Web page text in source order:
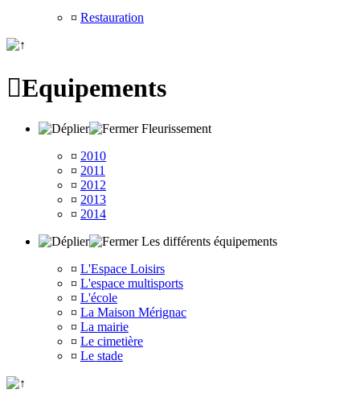
¤ Restauration
Equipements
Fleurissement
¤ 2010
¤ 2011
¤ 2012
¤ 2013
¤ 2014
Les différents équipements
¤ L'Espace Loisirs
¤ L'espace multisports
¤ L'école
¤ La Maison Mérignac
¤ La mairie
¤ Le cimetière
¤ Le stade